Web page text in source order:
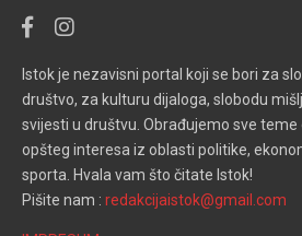
Istok je nezavisni portal koji se bori za
društvo, za kulturu dijaloga, slobodu
svijesti u društvu. Obrađujemo sve teme
opšteg interesa iz oblasti politike,
sporta. Hvala vam što čitate Istok!
Pišite nam : redakcijaistok@gmail.com